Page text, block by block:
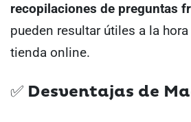
recopilaciones de preguntas
pueden resultar útiles a la
tienda online.
✅ Desventajas de